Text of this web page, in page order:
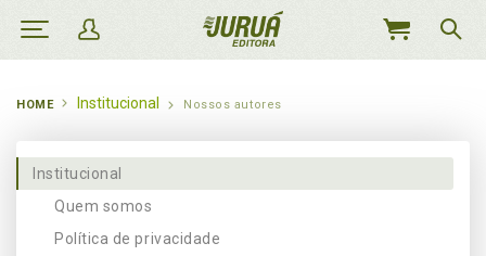
MEU
HOME Institucional Nossos autores
Institucional
Quem somos
Política de privacidade